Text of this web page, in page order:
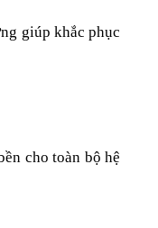
giúp khắc phục
cho toàn bộ hệ